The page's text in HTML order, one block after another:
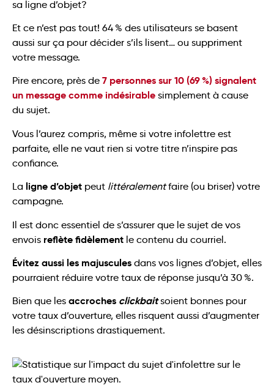
sa ligne d’objet?
Et ce n’est pas tout! 64 % des utilisateurs se basent
aussi sur ça pour décider s’ils lisent… ou suppriment
votre message.
Pire encore, près de 7 personnes sur 10 (69 %) signalent
un message comme indésirable simplement à cause
du sujet.
Vous l’aurez compris, même si votre infolettre est
parfaite, elle ne vaut rien si votre titre n’inspire pas
confiance.
La ligne d’objet peut littéralementfaire (ou briser) votre
campagne.
Il est donc essentiel de s’assurer que le sujet de vos
envois reflète fidèlement le contenu du courriel.
Évitez aussi les majuscules dans vos lignes d’objet, elles
pourraient réduire votre taux de réponse jusqu’à 30 %.
Bien que les accroches clickbaitsoient bonnes pour
votre taux d’ouverture, elles risquent aussi d’augmenter
les désinscriptions drastiquement.